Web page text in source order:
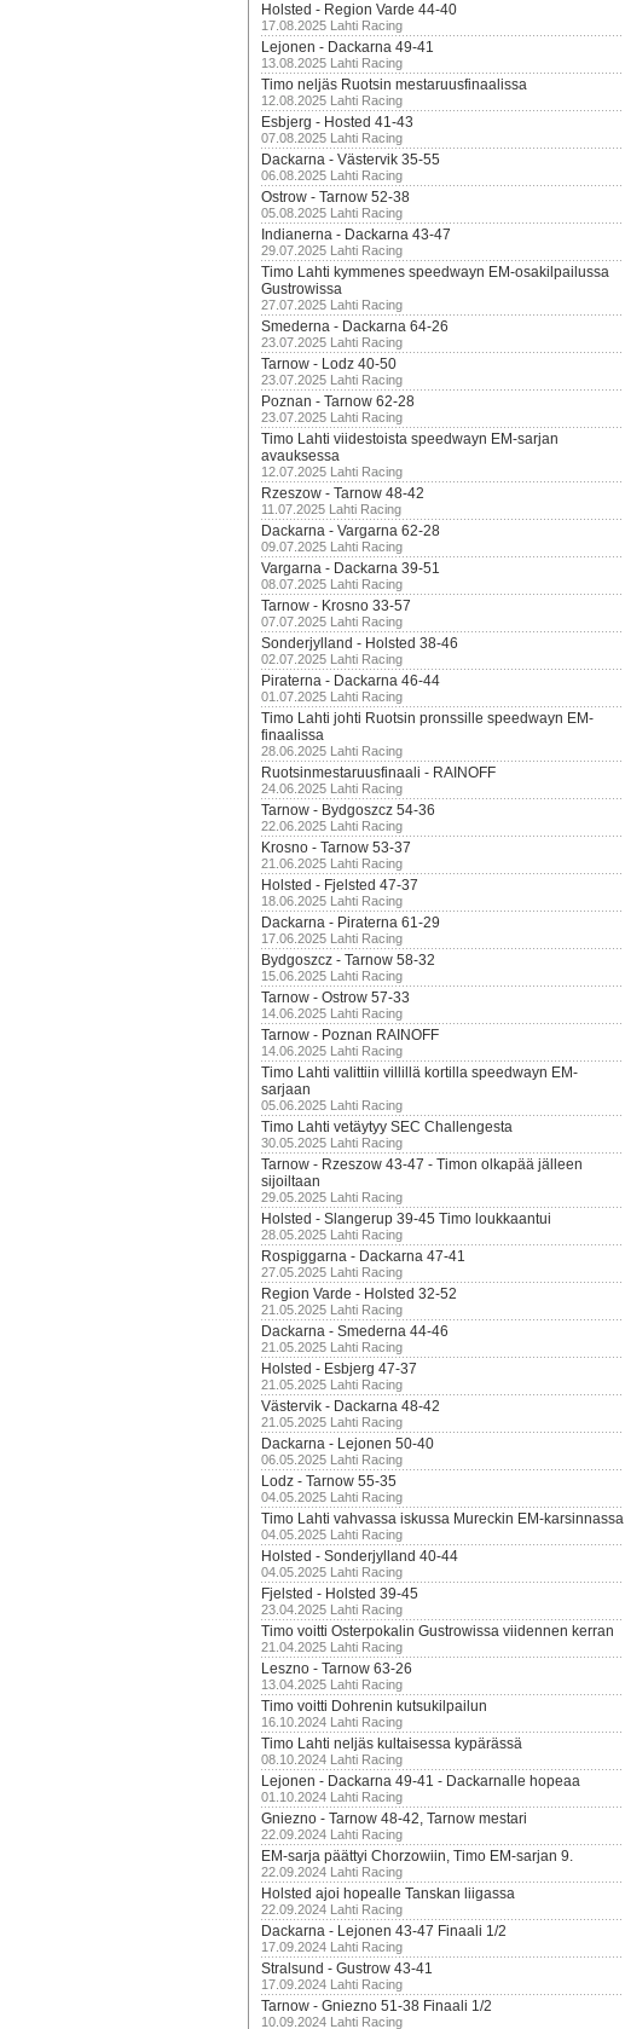
Holsted - Region Varde 44-40
17.08.2025 Lahti Racing
Lejonen - Dackarna 49-41
13.08.2025 Lahti Racing
Timo neljäs Ruotsin mestaruusfinaalissa
12.08.2025 Lahti Racing
Esbjerg - Hosted 41-43
07.08.2025 Lahti Racing
Dackarna - Västervik 35-55
06.08.2025 Lahti Racing
Ostrow - Tarnow 52-38
05.08.2025 Lahti Racing
Indianerna - Dackarna 43-47
29.07.2025 Lahti Racing
Timo Lahti kymmenes speedwayn EM-osakilpailussa
Gustrowissa
27.07.2025 Lahti Racing
Smederna - Dackarna 64-26
23.07.2025 Lahti Racing
Tarnow - Lodz 40-50
23.07.2025 Lahti Racing
Poznan - Tarnow 62-28
23.07.2025 Lahti Racing
Timo Lahti viidestoista speedwayn EM-sarjan
avauksessa
12.07.2025 Lahti Racing
Rzeszow - Tarnow 48-42
11.07.2025 Lahti Racing
Dackarna - Vargarna 62-28
09.07.2025 Lahti Racing
Vargarna - Dackarna 39-51
08.07.2025 Lahti Racing
Tarnow - Krosno 33-57
07.07.2025 Lahti Racing
Sonderjylland - Holsted 38-46
02.07.2025 Lahti Racing
Piraterna - Dackarna 46-44
01.07.2025 Lahti Racing
Timo Lahti johti Ruotsin pronssille speedwayn EM-
finaalissa
28.06.2025 Lahti Racing
Ruotsinmestaruusfinaali - RAINOFF
24.06.2025 Lahti Racing
Tarnow - Bydgoszcz 54-36
22.06.2025 Lahti Racing
Krosno - Tarnow 53-37
21.06.2025 Lahti Racing
Holsted - Fjelsted 47-37
18.06.2025 Lahti Racing
Dackarna - Piraterna 61-29
17.06.2025 Lahti Racing
Bydgoszcz - Tarnow 58-32
15.06.2025 Lahti Racing
Tarnow - Ostrow 57-33
14.06.2025 Lahti Racing
Tarnow - Poznan RAINOFF
14.06.2025 Lahti Racing
Timo Lahti valittiin villillä kortilla speedwayn EM-
sarjaan
05.06.2025 Lahti Racing
Timo Lahti vetäytyy SEC Challengesta
30.05.2025 Lahti Racing
Tarnow - Rzeszow 43-47 - Timon olkapää jälleen
sijoiltaan
29.05.2025 Lahti Racing
Holsted - Slangerup 39-45 Timo loukkaantui
28.05.2025 Lahti Racing
Rospiggarna - Dackarna 47-41
27.05.2025 Lahti Racing
Region Varde - Holsted 32-52
21.05.2025 Lahti Racing
Dackarna - Smederna 44-46
21.05.2025 Lahti Racing
Holsted - Esbjerg 47-37
21.05.2025 Lahti Racing
Västervik - Dackarna 48-42
21.05.2025 Lahti Racing
Dackarna - Lejonen 50-40
06.05.2025 Lahti Racing
Lodz - Tarnow 55-35
04.05.2025 Lahti Racing
Timo Lahti vahvassa iskussa Mureckin EM-karsinnassa
04.05.2025 Lahti Racing
Holsted - Sonderjylland 40-44
04.05.2025 Lahti Racing
Fjelsted - Holsted 39-45
23.04.2025 Lahti Racing
Timo voitti Osterpokalin Gustrowissa viidennen kerran
21.04.2025 Lahti Racing
Leszno - Tarnow 63-26
13.04.2025 Lahti Racing
Timo voitti Dohrenin kutsukilpailun
16.10.2024 Lahti Racing
Timo Lahti neljäs kultaisessa kypärässä
08.10.2024 Lahti Racing
Lejonen - Dackarna 49-41 - Dackarnalle hopeaa
01.10.2024 Lahti Racing
Gniezno - Tarnow 48-42, Tarnow mestari
22.09.2024 Lahti Racing
EM-sarja päättyi Chorzowiin, Timo EM-sarjan 9.
22.09.2024 Lahti Racing
Holsted ajoi hopealle Tanskan liigassa
22.09.2024 Lahti Racing
Dackarna - Lejonen 43-47 Finaali 1/2
17.09.2024 Lahti Racing
Stralsund - Gustrow 43-41
17.09.2024 Lahti Racing
Tarnow - Gniezno 51-38 Finaali 1/2
10.09.2024 Lahti Racing